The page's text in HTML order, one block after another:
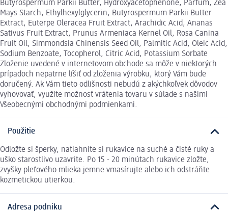
Butyrospermum Parkii Butter, Hydroxyacetophenone, Parfum, Zea
Mays Starch, Ethylhexylglycerin, Butyrospermum Parkii Butter
Extract, Euterpe Oleracea Fruit Extract, Arachidic Acid, Ananas
Sativus Fruit Extract, Prunus Armeniaca Kernel Oil, Rosa Canina
Fruit Oil, Simmondsia Chinensis Seed Oil, Palmitic Acid, Oleic Acid,
Sodium Benzoate, Tocopherol, Citric Acid, Potassium Sorbate
Zloženie uvedené v internetovom obchode sa môže v niektorých
prípadoch nepatrne líšiť od zloženia výrobku, ktorý Vám bude
doručený. Ak Vám tieto odlišnosti nebudú z akýchkoľvek dôvodov
vyhovovať, využite možnosť vrátenia tovaru v súlade s našimi
Všeobecnými obchodnými podmienkami.
Použitie
Odložte si šperky, natiahnite si rukavice na suché a čisté ruky a
uško starostlivo uzavrite. Po 15 - 20 minútach rukavice zložte,
zvyšky pleťového mlieka jemne vmasírujte alebo ich odstráňte
kozmetickou utierkou.
Adresa podniku